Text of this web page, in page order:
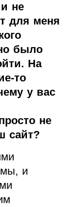
не
для меня
было
На
то
у вас
не
сайт?
и